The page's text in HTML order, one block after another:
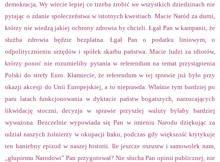
demokracja, Wy wiecie lepiej co trzeba zrobić we wszystkich dziedzinach nie
pytając o zdanie społeczeństwa w istotnych kwestiach. Macie Naród za durni,
którzy nie wiedzą jakiej ochrony zdrowia by chcieli. Łgał Pan w kampanii, że
służba zdrowia będzie bezpłatna. Łgał Pan o podatku liniowym, o
odpolitycznieniu urzędów i spółek skarbu państwa. Macie ludzi za idiotów,
którzy ponoć nie rozumieliby pytania w referendum na temat przystąpienia
Polski do strefy Euro. Kłamiecie, że referendum w tej sprawie już było przy
okazji akcesji do Unii Europejskiej, a to nieprawda. Właśnie tym bardziej po
paru latach funkcjonowania w dyktacie państw bogatszych, narzucających
likwidację stoczni, decyzja w sprawie przyszłej waluty byłaby bardziej
wyważona. Bezczelnie wypowiada się Pan w imieniu Narodu dziękując za
udział naszych żołnierzy w okupacji Iraku, podczas gdy większość krytykuje
ten haniebny epizod w naszej historii. Ile jeszcze oszustw i samowolek nam,
„głupiemu Narodowi” Pan przygotował? Nie słucha Pan opinii publicznej, nie